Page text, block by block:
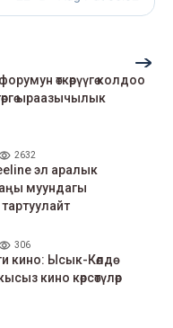
өткөрүүгө колдоо
ыраазычылык
2632
эл аралык
муундагы
306
кино: Ысык-Көлдө
кино көрсөтүлөр